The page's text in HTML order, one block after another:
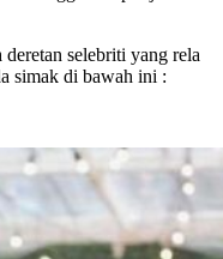
deretan selebriti yang rela
simak di bawah ini :